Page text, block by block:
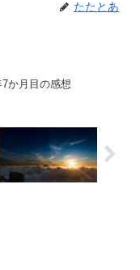
たたとあ
か月目の感想